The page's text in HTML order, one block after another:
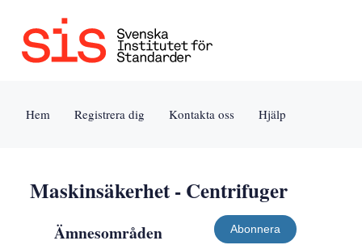
Jump
Tillgänglighet
Användarvillkor
Hem Registrera dig Kontakta oss Hjälp
Maskinsäkerhet - Centrifuger
Ämnesområden Abonnera